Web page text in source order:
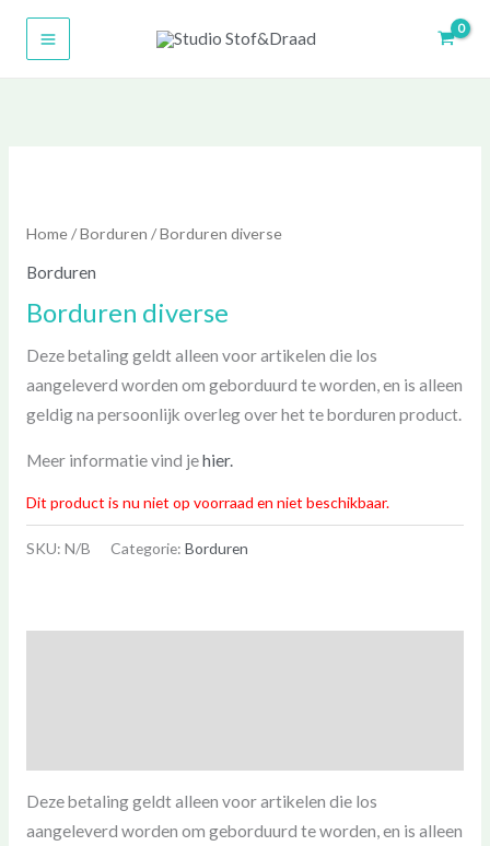
Home/Borduren / Borduren diverse
Borduren
Borduren diverse
Deze betaling geldt alleen voor artikelen die los
aangeleverd worden om geborduurd te worden, en is alleen
geldig na persoonlijk overleg over het te borduren product.
Meer informatie vind jehier.
Dit product is nu niet op voorraad en niet beschikbaar.
SKU: N/B Categorie: Borduren
Deze betaling geldt alleen voor artikelen die los
aangeleverd worden om geborduurd te worden, en is alleen